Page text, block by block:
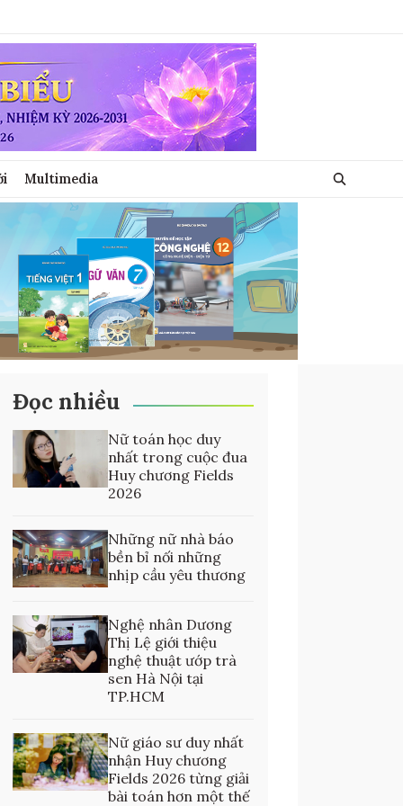
Multimedia
Đọc nhiều
Nữ toán học duy
nhất trong cuộc đua
Huy chương Fields
2026
Những nữ nhà báo
bền bỉ nối những
nhịp cầu yêu thương
Nghệ nhân Dương
Thị Lệ giới thiệu
nghệ thuật ướp trà
sen Hà Nội tại
TP.HCM
Nữ giáo sư duy nhất
nhận Huy chương
Fields 2026 từng giải
bài toán hơn một thế